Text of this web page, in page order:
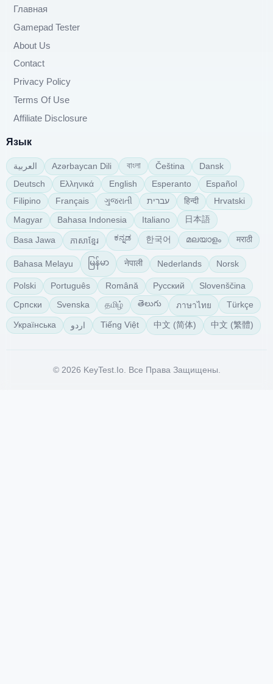
Главная
Gamepad Tester
About Us
Contact
Privacy Policy
Terms Of Use
Affiliate Disclosure
Язык
العربية Azərbaycan Dili বাংলা Čeština
Dansk
Deutsch
Ελληνικά English Esperanto
Español
Filipino
Français ગુજરાતી עברית हिन्दी Hrvatski
Magyar Bahasa Indonesia Italiano 日本語
Basa Jawa ភាសាខ្មែរ ಕನ್ನಡ 한국어 മലയാളം मराठी
Bahasa Melayu မြန်မာ नेपाली Nederlands Norsk
Polski Português Română Русский Slovenščina
Српски Svenska தமிழ் తెలుగు ภาษาไทย Türkçe
Українська اردو Tiếng Việt 中文 (简体) 中文 (繁體)
© 2026 KeyTest.io. Все Права Защищены.